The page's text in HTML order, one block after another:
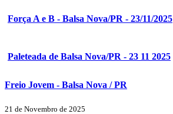
Força A e B - Balsa Nova/PR - 23/11/2025
Paleteada de Balsa Nova/PR - 23 11 2025
Freio Jovem - Balsa Nova / PR
21 de Novembro de 2025